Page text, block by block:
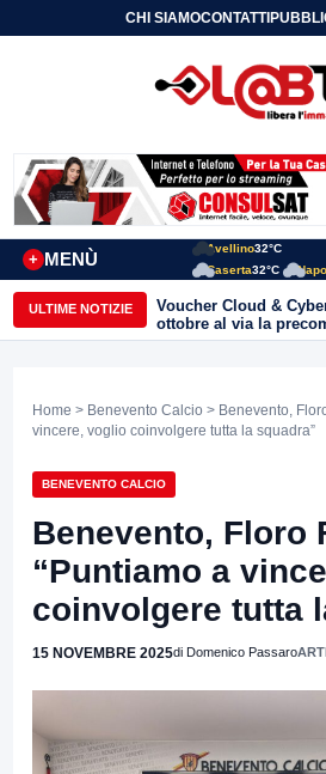
CHI SIAMOCONTATTI
MENÙ
+
Avellino32°C
Caserta32°C
ULTIME NOTIZIE
Voucher Cloud &
ottobre al via la
a 20mila euro a fondo
Home > Benevento Calcio > Benevento,
vincere, voglio coinvolgere tutta la squadra”
BENEVENTO CALCIO
Benevento, Floro
“Puntiamo a
coinvolgere tutta
15 NOVEMBRE 2025di Domenico Passaro